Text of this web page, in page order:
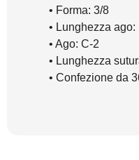
• Forma: 3/8
• Lunghezza ago:
• Ago: C-2
• Lunghezza
• Confezione da